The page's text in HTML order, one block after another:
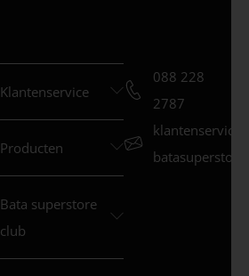
Klantenservice
Producten
Bata superstore
club
088 228
2787